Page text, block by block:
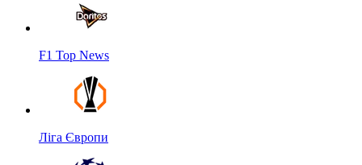
F1 Top News
Ліга Європи